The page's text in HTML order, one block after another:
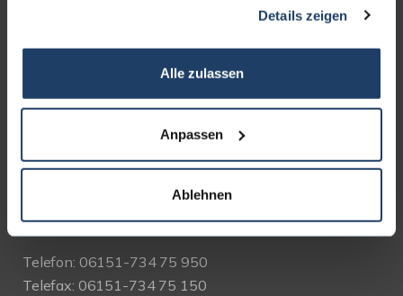
Details zeigen
Alle zulassen
Anpassen
Ablehnen
terrakon Immobilienberatung
Bad Nauheimer Straße 4
Bürozeiten:
Mo. - Fr. 9.00 - 18.00 Uhr
Sa. + So. nach Vereinbarung
Telefon: 06151-734 75 950
Telefax: 06151-734 75 150